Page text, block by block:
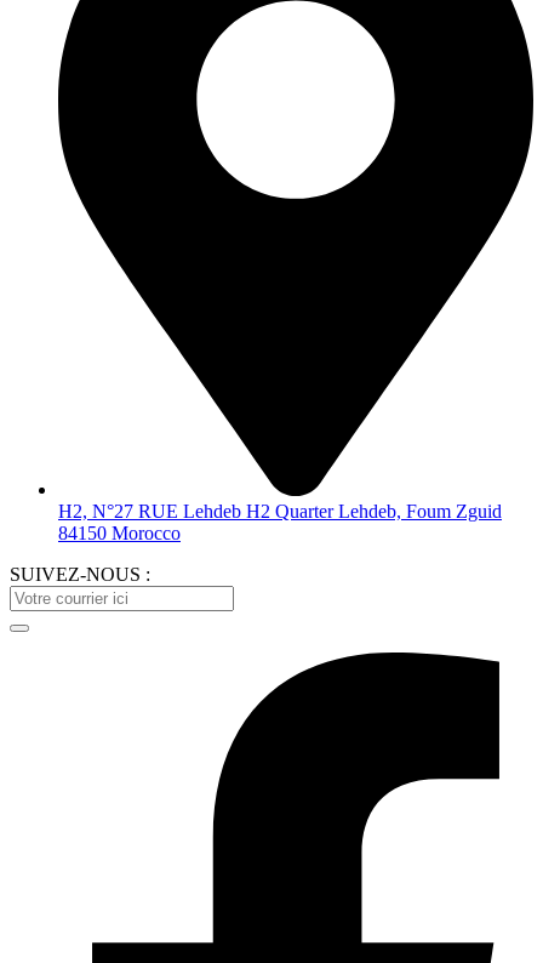
H2, N°27 RUE Lehdeb H2 Quarter Lehdeb, Foum Zguid
84150 Morocco
SUIVEZ-NOUS :